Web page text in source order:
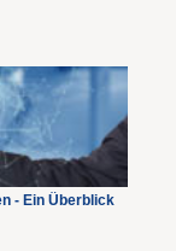
- Ein Überblick